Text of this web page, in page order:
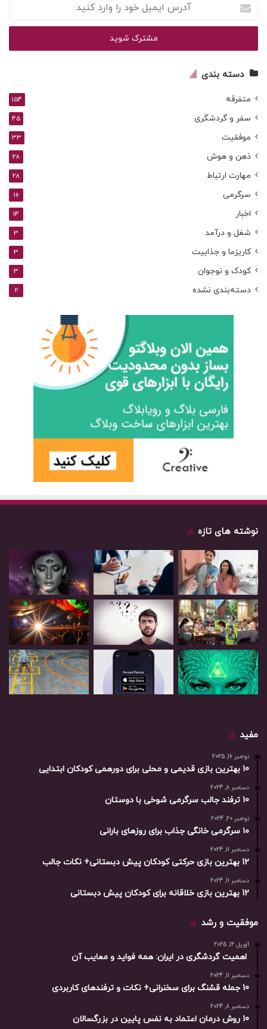
ایمیل
خود
وارد
دسته بندی
متفرقه 154
سفر و گردشگری 45
موفقیت 33
ذهن و هوش 28
مهارت ارتباط 28
سرگرمی 16
اخبار 14
شغل و درآمد 3
کاریزما و جذابیت 3
کودک و نوجوان 3
دسته‌بندی نشده 2
نوشته های تازه
مفید
نوامبر 16, 2025
10 بهترین بازی‌ قدیمی و محلی برای دورهمی کودکان ابتدایی
دسامبر 8, 2024
10 ترفند جالب سرگرمی شوخی با دوستان
نوامبر 20, 2024
۱۰ سرگرمی خانگی جذاب برای روزهای بارانی
دسامبر 11, 2024
12 بهترین بازی حرکتی کودکان پیش دبستانی+ نکات جالب
دسامبر 11, 2024
12 بهترین بازی خلاقانه برای کودکان پیش دبستانی
موفقیت و رشد
آوریل 12, 2025
اهمیت گردشگری در ایران: همه فواید و معایب آن
دسامبر 11, 2024
10 جمله قشنگ برای سخنرانی+ نکات و ترفندهای کاربردی
دسامبر 8, 2024
10 روش درمان اعتماد به نفس پایین در بزرگسالان